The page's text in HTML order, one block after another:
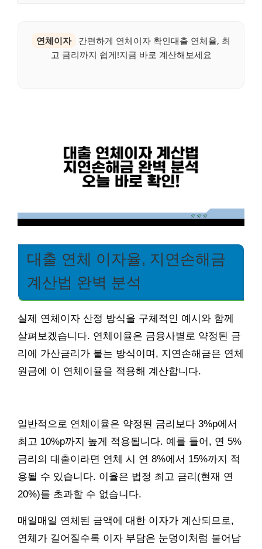
연체이자
간편하게 연체이자 확인대출 연체율, 최
고 금리까지 쉽게!지금 바로 계산해보세요
대출 연체 이자율, 지연손해금
계산법 완벽 분석
실제 연체이자 산정 방식을 구체적인 예시와 함께
살펴보겠습니다. 연체이율은 금융사별로 약정된 금
리에 가산금리가 붙는 방식이며, 지연손해금은 연체
원금에 이 연체이율을 적용해 계산합니다.
일반적으로 연체이율은 약정된 금리보다 3%p에서
최고 10%p까지 높게 적용됩니다. 예를 들어, 연 5%
금리의 대출이라면 연체 시 연 8%에서 15%까지 적
용될 수 있습니다. 이율은 법정 최고 금리(현재 연
20%)를 초과할 수 없습니다.
매일매일 연체된 금액에 대한 이자가 계산되므로,
연체가 길어질수록 이자 부담은 눈덩이처럼 불어납